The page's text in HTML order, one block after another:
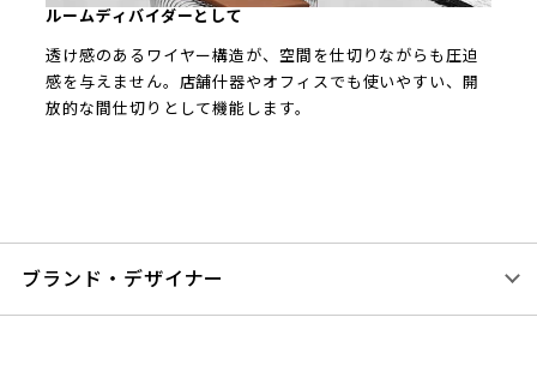
ルームディバイダーとして
透け感のあるワイヤー構造が、空間を仕切りながらも圧迫
感を与えません。店舗什器やオフィスでも使いやすい、開
放的な間仕切りとして機能します。
ブランド・デザイナー